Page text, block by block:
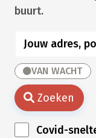
buurt.
VAN WACHT
Zoeken
Covid-